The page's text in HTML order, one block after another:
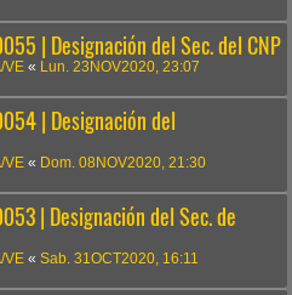
| Designación del Sec. del CNP
VE « Lun. 23NOV2020, 23:07
| Designación del
VE « Dom. 08NOV2020, 21:30
| Designación del Sec. de
VE « Sab. 31OCT2020, 16:11